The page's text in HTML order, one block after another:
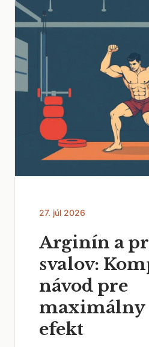
27. júl 2026
Arginín a
svalov:
návod pre
maximálny
efekt